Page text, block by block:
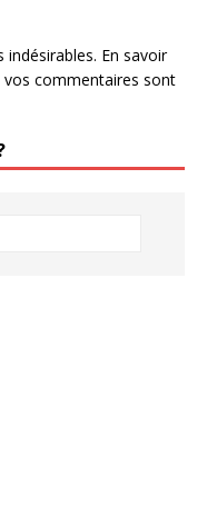
indésirables. En savoir
commentaires sont